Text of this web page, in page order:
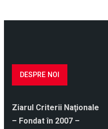
DESPRE NOI
Ziarul Criterii Naţionale
– Fondat în 2007 –